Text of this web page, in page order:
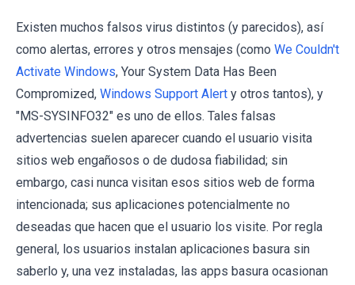
Existen muchos falsos virus distintos (y parecidos), así
como alertas, errores y otros mensajes (como We Couldn't
Activate Windows, Your System Data Has Been
Compromized, Windows Support Alert y otros tantos), y
"MS-SYSINFO32" es uno de ellos. Tales falsas
advertencias suelen aparecer cuando el usuario visita
sitios web engañosos o de dudosa fiabilidad; sin
embargo, casi nunca visitan esos sitios web de forma
intencionada; sus aplicaciones potencialmente no
deseadas que hacen que el usuario los visite. Por regla
general, los usuarios instalan aplicaciones basura sin
saberlo y, una vez instaladas, las apps basura ocasionan